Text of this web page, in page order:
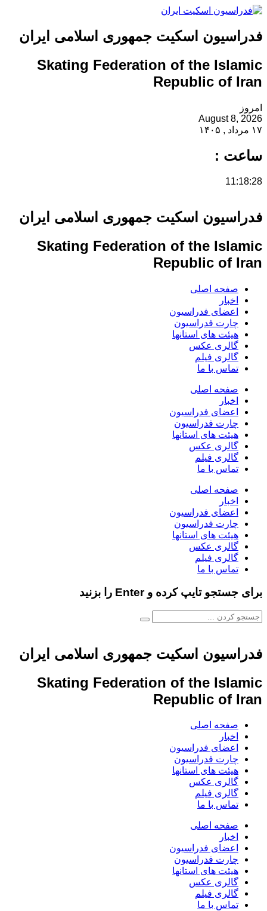
فدراسیون اسکیت جمهوری اسلامی ایران
Skating Federation of the Islamic
Republic of Iran
امروز
August 8, 2026
۱۷ مرداد , ۱۴۰۵
ساعت :
11:18:28
فدراسیون اسکیت جمهوری اسلامی ایران
Skating Federation of the Islamic
Republic of Iran
صفحه اصلی
اخبار
اعضای فدراسیون
چارت فدراسیون
هیئت های استانها
گالری عکس
گالری فیلم
تماس با ما
صفحه اصلی
اخبار
اعضای فدراسیون
چارت فدراسیون
هیئت های استانها
گالری عکس
گالری فیلم
تماس با ما
صفحه اصلی
اخبار
اعضای فدراسیون
چارت فدراسیون
هیئت های استانها
گالری عکس
گالری فیلم
تماس با ما
برای جستجو تایپ کرده و Enter را بزنید
فدراسیون اسکیت جمهوری اسلامی ایران
Skating Federation of the Islamic
Republic of Iran
صفحه اصلی
اخبار
اعضای فدراسیون
چارت فدراسیون
هیئت های استانها
گالری عکس
گالری فیلم
تماس با ما
صفحه اصلی
اخبار
اعضای فدراسیون
چارت فدراسیون
هیئت های استانها
گالری عکس
گالری فیلم
تماس با ما